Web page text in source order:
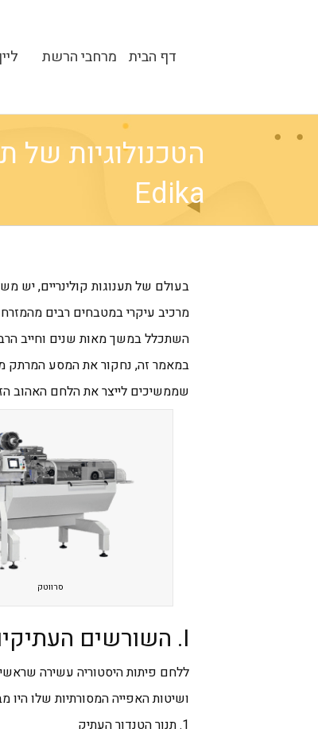
דף הבית מרחבי הרשת
הטכנולוגיות של
Edika
בעולם של תענוגות קולינריים, יש
מרכיב עיקרי במטבחים רבים מהמזרח
השתכלל במשך מאות שנים וחייב
במאמר זה, נחקור את המסע המרתק
שממשיכים לייצר את הלחם האהוב
סרווטק
I. השורשים העתיקים של אפיית הפיתות
ללחם פיתות היסטוריה עשירה
ושיטות האפייה המסורתיות שלו היו
1. תנור הטנדור העתיק